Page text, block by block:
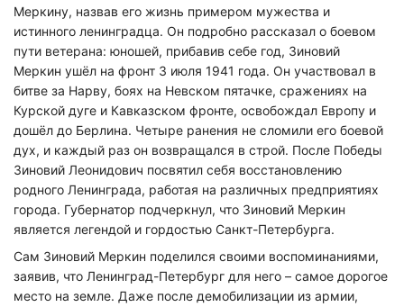
Меркину, назвав его жизнь примером мужества и
истинного ленинградца. Он подробно рассказал о боевом
пути ветерана: юношей, прибавив себе год, Зиновий
Меркин ушёл на фронт 3 июля 1941 года. Он участвовал в
битве за Нарву, боях на Невском пятачке, сражениях на
Курской дуге и Кавказском фронте, освобождал Европу и
дошёл до Берлина. Четыре ранения не сломили его боевой
дух, и каждый раз он возвращался в строй. После Победы
Зиновий Леонидович посвятил себя восстановлению
родного Ленинграда, работая на различных предприятиях
города. Губернатор подчеркнул, что Зиновий Меркин
является легендой и гордостью Санкт-Петербурга.
Сам Зиновий Меркин поделился своими воспоминаниями,
заявив, что Ленинград-Петербург для него – самое дорогое
место на земле. Даже после демобилизации из армии,